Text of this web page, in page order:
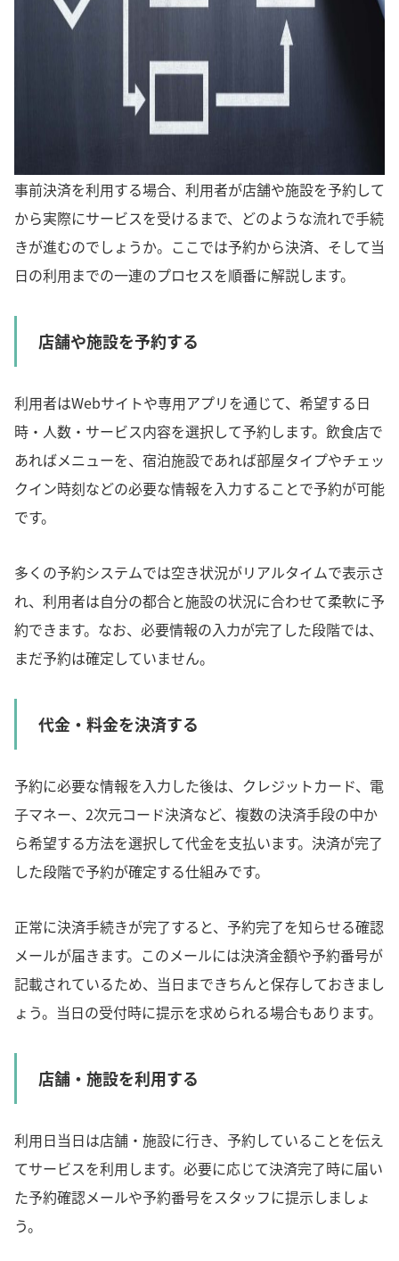
事前決済を利用する場合、利用者が店舗や施設を予約して
から実際にサービスを受けるまで、どのような流れで手続
きが進むのでしょうか。ここでは予約から決済、そして当
日の利用までの一連のプロセスを順番に解説します。
店舗や施設を予約する
利用者はWebサイトや専用アプリを通じて、希望する日
時・人数・サービス内容を選択して予約します。飲食店で
あればメニューを、宿泊施設であれば部屋タイプやチェッ
クイン時刻などの必要な情報を入力することで予約が可能
です。
多くの予約システムでは空き状況がリアルタイムで表示さ
れ、利用者は自分の都合と施設の状況に合わせて柔軟に予
約できます。なお、必要情報の入力が完了した段階では、
まだ予約は確定していません。
代金・料金を決済する
予約に必要な情報を入力した後は、クレジットカード、電
子マネー、2次元コード決済など、複数の決済手段の中か
ら希望する方法を選択して代金を支払います。決済が完了
した段階で予約が確定する仕組みです。
正常に決済手続きが完了すると、予約完了を知らせる確認
メールが届きます。このメールには決済金額や予約番号が
記載されているため、当日まできちんと保存しておきまし
ょう。当日の受付時に提示を求められる場合もあります。
店舗・施設を利用する
利用日当日は店舗・施設に行き、予約していることを伝え
てサービスを利用します。必要に応じて決済完了時に届い
た予約確認メールや予約番号をスタッフに提示しましょ
う。